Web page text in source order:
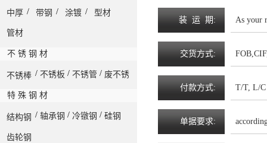
中厚 / 带钢 / 涂镀 / 型材
管材
不 锈 钢 材
不锈棒 / 不锈板 / 不锈管 / 废不锈
特 殊 钢 材
结构钢 / 轴承钢 / 冷镦钢 / 硅钢
齿轮钢
装 运 期 : As your
交货方式:
付款方式: T/T, L/C
单据要求: